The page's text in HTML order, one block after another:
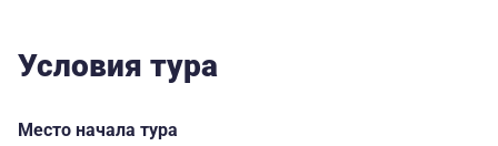
Условия тура
Место начала тура